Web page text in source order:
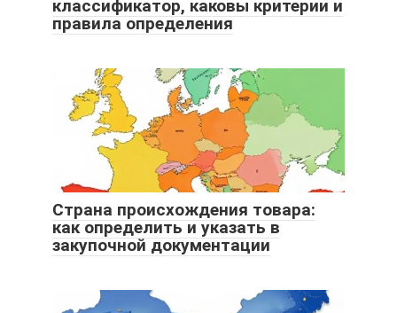
классификатор, каковы критерии и
правила определения
Страна происхождения товара:
как определить и указать в
закупочной документации